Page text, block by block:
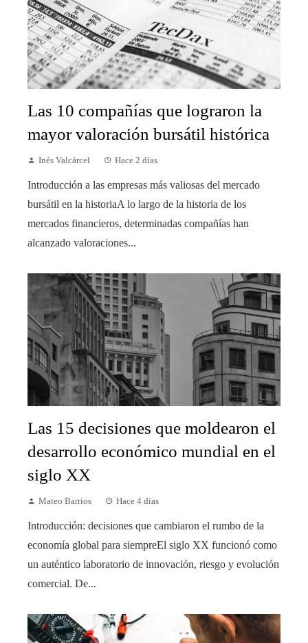
Las 10 compañías que lograron la
mayor valoración bursátil histórica
Inés Valcárcel Hace 2 días
Introducción a las empresas más valiosas del mercado
bursátil en la historiaA lo largo de la historia de los
mercados financieros, determinadas compañías han
alcanzado valoraciones...
Las 15 decisiones que moldearon el
desarrollo económico mundial en el
siglo XX
Mateo Barrios Hace 4 días
Introducción: decisiones que cambiaron el rumbo de la
economía global para siempreEl siglo XX funcionó como
un auténtico laboratorio de innovación, riesgo y evolución
comercial. De...